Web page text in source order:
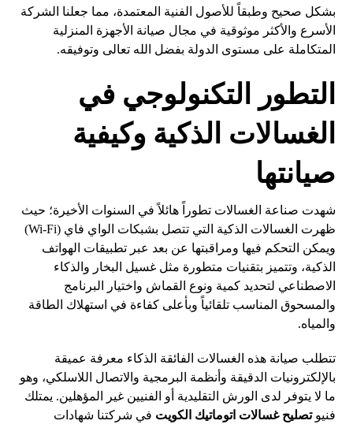
بشكل صحيح وطبقاً للأصول الفنية المعتمدة، مما جعلنا الشركة
الأسرع والأكثر موثوقية في مجال صيانة الأجهزة المنزلية
المتكاملة على مستوى الدولة بفضل الله تعالى وتوفيقه.
التطور التكنولوجي في
الغسالات الذكية وكيفية
صيانتها
شهدت صناعة الغسالات تطوراً هائلاً في السنوات الأخيرة؛ حيث
ظهرت الغسالات الذكية التي تتصل بشبكات الواي فاي (Wi-Fi)
ويمكن التحكم فيها ومراقبتها عن بعد عبر تطبيقات الهواتف
الذكية، وتتميز بتقنيات متطورة مثل غسيل البخار والذكاء
الاصطناعي لتحديد كمية ونوع القماش واختيار البرنامج
والمسحوق المناسب تلقائياً وبأعلى كفاءة في استهلاك الطاقة
والمياه.
تتطلب صيانة هذه الغسالات الفائقة الذكاء معرفة عميقة
بالإلكترونيات الدقيقة وأنظمة البرمجية والاتصال اللاسلكي، وهو
ما لا يتوفر لدى الورش التقليدية أو الفنيين غير المؤهلين. يمتلك
فنيوتصليح غسالات اتوماتيك الكويت في شركتنا شهادات